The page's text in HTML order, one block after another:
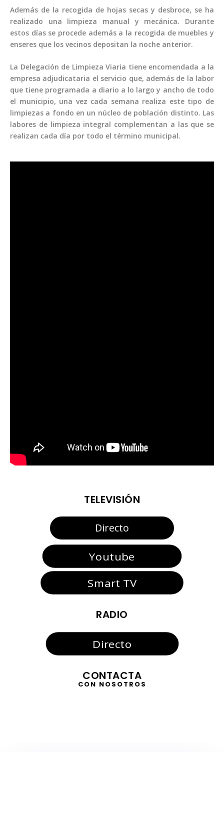
Además de la recogida de hojas secas y desbroce, se ha
realizado una limpieza manual y mecánica. Durante
estos días se procede además a la recogida de muebles y
enseres que los vecinos depositan la noche anterior.
La Delegación de Limpieza Viaria tiene encomendada a la
empresa adjudicataria el servicio que, además de la labor
que tiene programada a diario a lo largo y ancho de todo
el municipio, una vez cada semana realiza este tipo de
limpiezas a fondo en un núcleo de población distinto. Las
labores de limpieza integral complementan a las que se
realizan cada día por todo el término municipal.
TELEVISIÓN
Directo
Youtube
Smart TV
RADIO
Directo
CONTACTA
CON NOSOTROS